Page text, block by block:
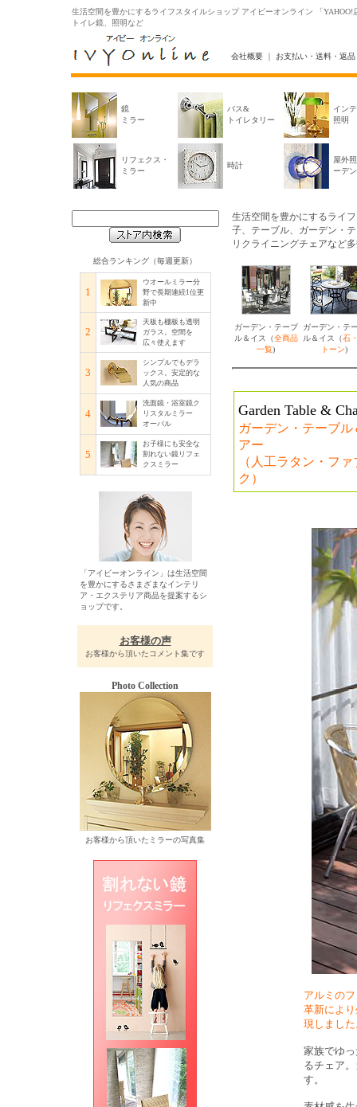
生活空間を豊かにするライフスタイルショップ アイビーオンライン 「
トイレ鏡、照明など
会社概要 ｜ お支払い・送料・返品
鏡
ミラー
バス&
トイレタリー
イン
照明
リフェクス・
ミラー
時計
屋外
ーデ
総合ランキング（毎週更新）
1
ウオールミラー分
野で長期連続1位更
新中
2
天板も棚板も透明
ガラス。空間を
広々使えます
3
シンプルでもデラ
ックス。安定的な
人気の商品
4
洗面鏡・浴室鏡ク
リスタルミラー
オーバル
5
お子様にも安全な
割れない鏡リフェ
クスミラー
「アイビーオンライン」は生活空間
を豊かにするさまざまなインテリ
ア・エクステリア商品を提案するシ
ョップです。
お客様の声
お客様から頂いたコメント集です
Photo Collection
お客様から頂いたミラーの写真集
生活空間を豊かにするライ
子、テーブル、ガーデン・
リクライニングチェアなど
ガーデン・テーブ
ル＆イス（全商品
一覧)
ガーデン・テ
ル＆イス（石
トーン)
Garden Table &
ガーデン・テーブル
アー
（人工ラタン・フ
ク）
アルミの
革新によ
現しました
家族でゆ
るチェア
す。